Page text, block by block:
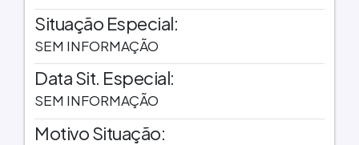
Situação Especial:
SEM INFORMAÇÃO
Data Sit. Especial:
SEM INFORMAÇÃO
Motivo Situação: